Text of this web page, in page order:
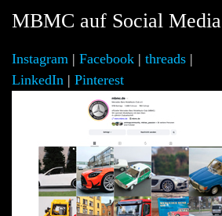
MBMC auf Social Media
Instagram | Facebook | threads |
LinkedIn | Pinterest